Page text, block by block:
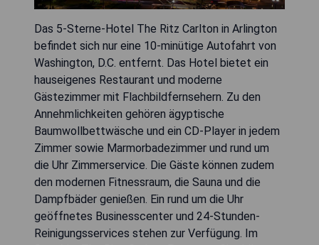
Das 5-Sterne-Hotel The Ritz Carlton in Arlington
befindet sich nur eine 10-minütige Autofahrt von
Washington, D.C. entfernt. Das Hotel bietet ein
hauseigenes Restaurant und moderne
Gästezimmer mit Flachbildfernsehern. Zu den
Annehmlichkeiten gehören ägyptische
Baumwollbettwäsche und ein CD-Player in jedem
Zimmer sowie Marmorbadezimmer und rund um
die Uhr Zimmerservice. Die Gäste können zudem
den modernen Fitnessraum, die Sauna und die
Dampfbäder genießen. Ein rund um die Uhr
geöffnetes Businesscenter und 24-Stunden-
Reinigungsservices stehen zur Verfügung. Im